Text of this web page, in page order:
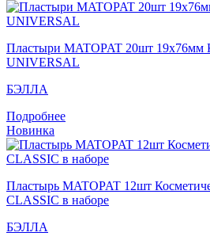
Пластыри MATOPAT 20шт 19x76мм
UNIVERSAL
БЭЛЛА
Подробнее
Новинка
Пластырь MATOPAT 12шт
CLASSIC в наборе
БЭЛЛА